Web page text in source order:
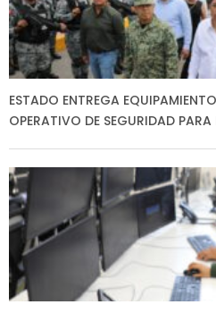
ESTADO ENTREGA
OPERATIVO DE SEGURIDAD